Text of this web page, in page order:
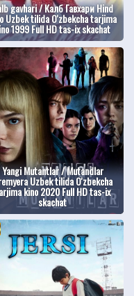
gavhari / Калб Гавхари Hind
Uzbek tilida O'zbekcha tarjima
1999 Full HD tas-ix skachat
Yangi Mutantlar / Mutandlar
Uzbek tilida O'zbekcha
kino 2020 Full HD tas-ix
skachat